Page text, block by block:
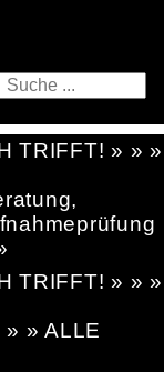
TRIFFT! » » »
TRIFFT! » » »
» ALLE